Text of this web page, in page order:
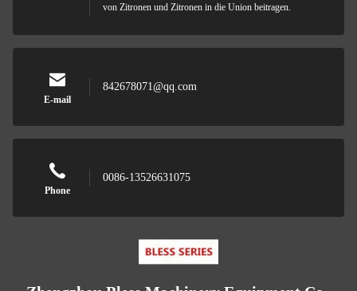
von Zitronen und Zitronen in die Union beitragen.
E-mail
842678071@qq.com
Phone
0086-13526631075